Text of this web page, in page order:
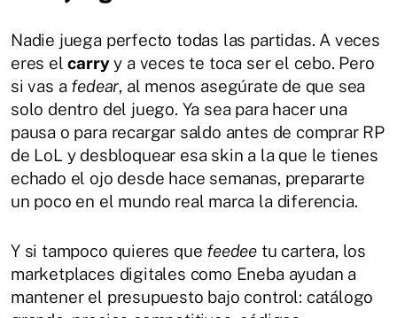
Nadie juega perfecto todas las partidas. A veces
eres elcarryy a veces te toca ser el cebo. Pero
si vas a fedear, al menos asegúrate de que sea
solo dentro del juego. Ya sea para hacer una
pausa o para recargar saldo antes de comprar RP
de LoL y desbloquear esa skin a la que le tienes
echado el ojo desde hace semanas, prepararte
un poco en el mundo real marca la diferencia.
Y si tampoco quieres que feedee tu cartera, los
marketplaces digitales como Eneba ayudan a
mantener el presupuesto bajo control: catálogo